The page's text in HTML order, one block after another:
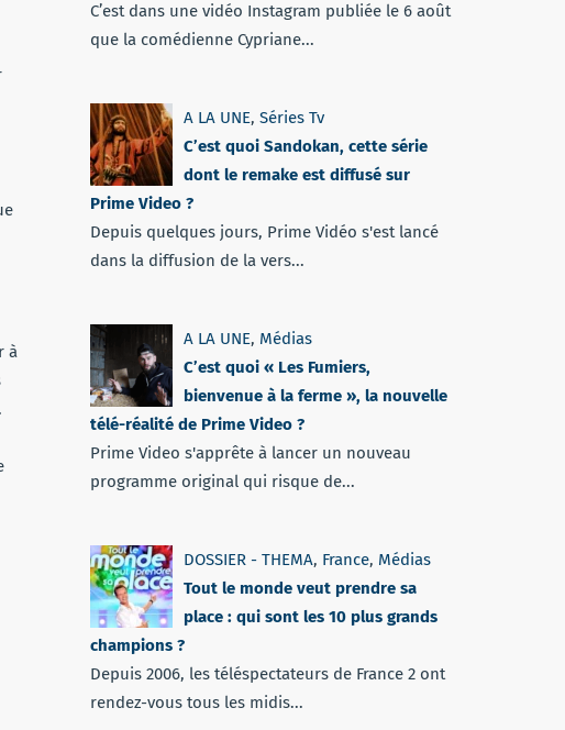
à
C’est dans une vidéo Instagram publiée le 6 août
que la comédienne Cypriane...
A LA UNE, Séries Tv
C’est quoi Sandokan, cette série
dont le remake est diffusé sur
Prime Video ?
Depuis quelques jours, Prime Vidéo s'est lancé
dans la diffusion de la vers...
A LA UNE, Médias
C’est quoi « Les Fumiers,
bienvenue à la ferme », la nouvelle
télé-réalité de Prime Video ?
Prime Video s'apprête à lancer un nouveau
programme original qui risque de...
DOSSIER - THEMA, France, Médias
Tout le monde veut prendre sa
place : qui sont les 10 plus grands
champions ?
Depuis 2006, les téléspectateurs de France 2 ont
rendez-vous tous les midis...